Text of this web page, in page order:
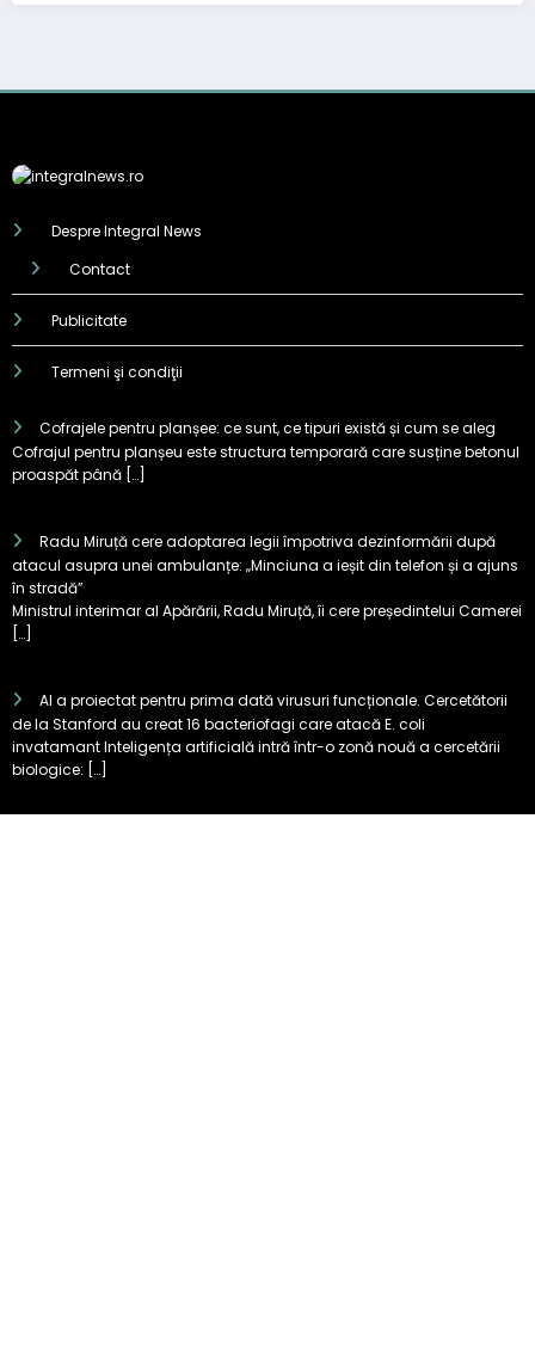
Despre Integral News
Contact
Publicitate
Termeni şi condiţii
Cofrajele pentru planșee: ce sunt, ce tipuri există și cum se aleg
Cofrajul pentru planșeu este structura temporară care susține betonul
proaspăt până […]
Radu Miruță cere adoptarea legii împotriva dezinformării după
atacul asupra unei ambulanțe: „Minciuna a ieșit din telefon și a ajuns
în stradă”
Ministrul interimar al Apărării, Radu Miruță, îi cere președintelui Camerei
[…]
AI a proiectat pentru prima dată virusuri funcționale. Cercetătorii
de la Stanford au creat 16 bacteriofagi care atacă E. coli
invatamant Inteligența artificială intră într-o zonă nouă a cercetării
biologice: […]Test KIA EV2: cum se descurcă
cea mai mică electrică Kia în